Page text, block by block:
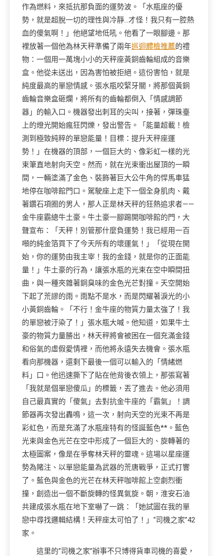
作為燃料，來抵抗那負面的運勢波。「水瓶座的優
勢，就是超脫一切的理性與冷靜…才怪！我只有一腔熱
血的傻氣啊！」他絕望地低吼。他看了一眼腳邊。那
裡放著一個他為林天秤準備了兩年巡迴體檢推薦的禮
物：一個用一萬塊小小的天秤座黃銅齒輪組成的音樂
盒。他從未送出，因為害怕被拒絕。這份害怕，就是
純度最高的單戀情感。張水瓶咬緊牙關，將那個黃銅
齒輪音樂盒砸爛，將所有的齒輪都倒入「情感調節
器」的輸入口。機器發出刺耳的尖叫，接著，彈珠臺
上的燈光開始瘋狂閃爍，發出警告。「能量超載！檢
測到極致純粹的單戀能量！目標：提升天秤座運
勢！」在機器的頂部，一個巨大的、像彩虹一樣的光
束筆直地射向天空。然而，就在光束衝出屋頂的一瞬
間，一輛塗滿了金色、裝飾著巨大公牛角的悍馬車猛
地停在咖啡館門口。駕駛座上走下一個全身肌肉、戴
著鑽石項圈的男人，那人正是林天秤的狂熱追求者——
金牛座霸總牛土豪。牛土豪一腳踢開咖啡館的門，大
聲宣布：「天秤！別管那什麼負運勢！我已經用一百
噸的純金箔買下了今天所有的壞運氣！」「從現在開
始，你的運勢由我主宰！我的金錢，就是你的正面能
量！」牛土豪的行為，讓張水瓶的光束在空中瞬間扭
曲，與一種夾雜著銅臭味的金色光芒對撞。天空開始
下起了荒謬的雨。雨點不是水，而是閃耀著淚光的小
小黃銅齒輪。「不行！金牛座的物質力量太強了！我
的單戀被汙染了！」張水瓶大喊。他知道，如果牛土
豪的物質力量勝出，林天秤將會被困在一個充滿金錢
和俗氣的虛假愛情裡，而他將永遠失去機會。張水瓶
看向那機器，還剩下最後一個可以輸入的「情緒燃
料」口。他迅速撕下了貼在他背後衣領上，那張寫著
「我就是個單戀傻瓜」的標籤，丟了進去。他必須用
自己最真實的「傻氣」去對抗金牛座的「霸氣」！調
節器再次發出轟鳴，這一次，射向天空的光束不再是
彩虹色，而是充滿了水瓶座特有的怪誕藍色**。藍色
光束與金色光芒在空中形成了一個巨大的、旋轉著的
太極圖案，像是在爭奪林天秤的靈魂。這場以星座運
勢為賭注、以單戀能量為武器的荒唐戰爭，正式打響
了。藍色與金色的光芒在林天秤咖啡館上空劇烈衝
撞，創造出一個不斷旋轉的怪異氣旋。朝，淮安石油
共建成張水瓶在地下室嚇了一跳：「她試圖在我的單
戀中尋找邏輯結構！天秤座太可怕了！」“司機之家”42
家。
這里的“司機之家”辦事不只博得貨車司機的喜愛，